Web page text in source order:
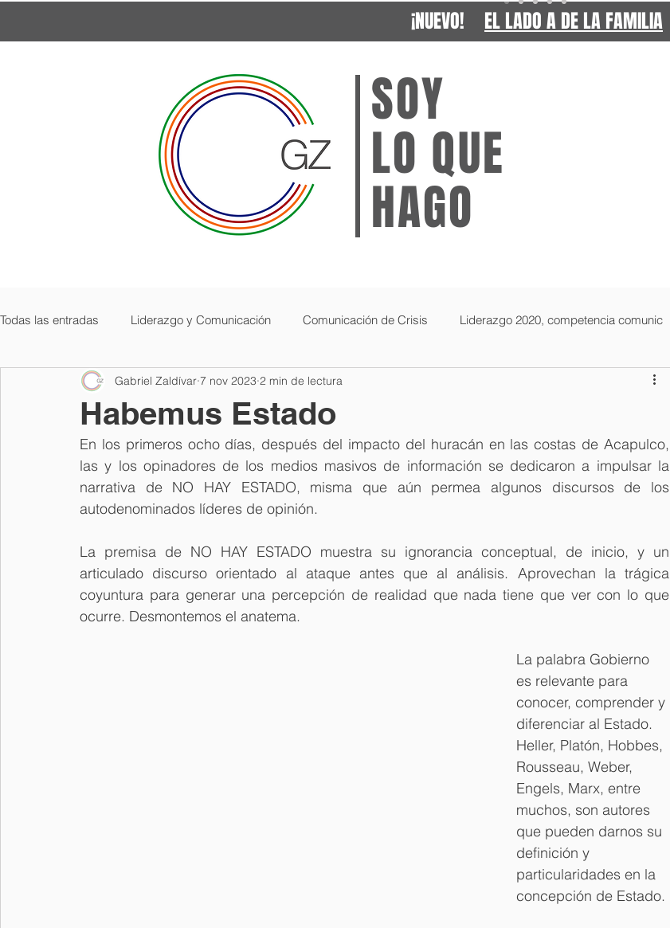
¡NUEVO! EL LADO A DE LA FAMILIA
SOY
LO QUE
HAGO
Todas las entradas Liderazgo y Comunicación Comunicación de Crisis Liderazgo 2020, competencia comunic
Elecciones 2018 Comunicación y motivación Corrupción
Formación en humanidades Plan de comunicación para emprendim Un delincuente en el TEC
Diseño de imagen ejecutiva Mujeres Entrenamiento para pitch de venta
Política internacional Política Ficción Religión y Poder Política nacional Medios digitales
Habemus Estado
Gabriel Zaldívar 7 nov 2023 2 min de lectura
En los primeros ocho días, después del impacto del huracán en las costas de Acapulco,
las y los opinadores de los medios masivos de información se dedicaron a impulsar la
narrativa de NO HAY ESTADO, misma que aún permea algunos discursos de los
autodenominados líderes de opinión.
La premisa de NO HAY ESTADO muestra su ignorancia conceptual, de inicio, y un
articulado discurso orientado al ataque antes que al análisis. Aprovechan la trágica
coyuntura para generar una percepción de realidad que nada tiene que ver con lo que
ocurre. Desmontemos el anatema.
La palabra Gobierno
es relevante para
conocer, comprender y
diferenciar al Estado.
Heller, Platón, Hobbes,
Rousseau, Weber,
Engels, Marx, entre
muchos, son autores
que pueden darnos su
definición y
particularidades en la
concepción de Estado.